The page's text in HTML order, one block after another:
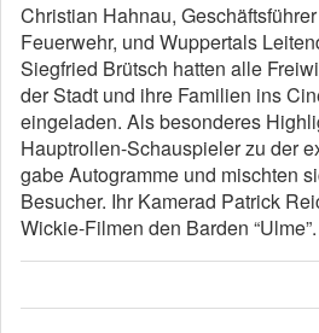
Christian Hahnau,
Feuerwehr, und Wuppertals
Siegfried Brütsch hatten alle
der Stadt und ihre Familien ins
eingeladen. Als besonderes
Hauptrollen-Schauspieler zu der
gabe Autogramme und mischten
Besucher. Ihr Kamerad Patrick
Wickie-Filmen den Barden “Ulme”.